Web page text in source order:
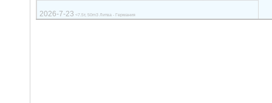
2026-7-23 <7.5т, 50m3 Литва - Германия